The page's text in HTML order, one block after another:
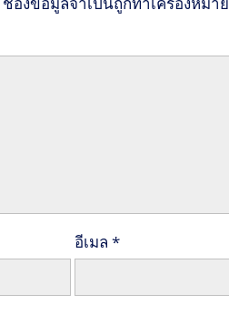
อีเมล *